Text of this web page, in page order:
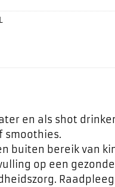
en als shot
smoothies.
buiten bereik van
op een